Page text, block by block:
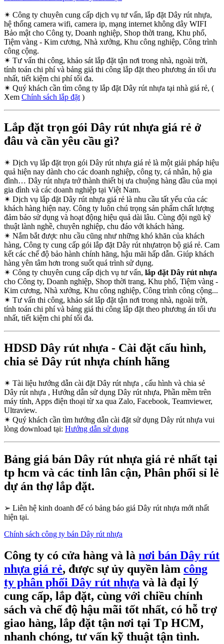
✴ Công ty chuyên cung cấp dịch vụ tư vấn, lắp đặt Dây rút nhựa,
hệ thống camera wifi, camera ip, mạng internet không dây WIFI
Bảo mật cho Công ty, Doanh nghiệp, Shop thời trang, Khu phố,
Tiệm vàng - Kim cương, Nhà xưởng, Khu công nghiệp, Công trình
công cộng.
✴ Tư vấn thi công, khảo sát lắp đặt tận nơi trong nhà, ngoài trời,
tính toán chi phí và bảng giá thi công lắp đặt theo phương án tối ưu
nhất, tiết kiệm chi phí tối đa.
✴ Quý khách cần tìm công ty lắp đặt Dây rút nhựa tại nhà giá rẻ, (
Xem Chính sách lắp đặt )
Lắp đặt trọn gói Dây rút nhựa giá rẻ ở
đâu và cần yêu cầu gì?
✴ Dịch vụ lắp đặt trọn gói Dây rút nhựa giá rẻ là một giải pháp hiệu
quả hiện nay dành cho các doanh nghiệp, công ty, cá nhân, hộ gia
đình… Dây rút nhựa trở thành thiết bị ưa chuộng hàng đầu của mọi
gia đình và các doanh nghiệp tại Việt Nam.
✴ Dịch vụ lắp đặt Dây rút nhựa giá rẻ là nhu cầu tất yếu của các
khách hàng hiện nay. Công ty luôn chú trọng sản phẩm chất lượng
đảm bảo sử dụng và hoạt động hiệu quả dài lâu. Cùng đội ngũ kỹ
thuật lành nghề, chuyên nghiệp, chu đáo với khách hàng.
✴ Nắm bắt được nhu cầu cũng như những khó khăn của khách
hàng, Công ty cung cấp gói lắp đặt Dây rút nhựatrọn bộ giá rẻ. Cam
kết các chế độ bảo hành chính hãng, hậu mãi hấp dẫn. Giúp khách
hàng yên tâm hơn trong suốt quá trình sử dụng.
✴ Công ty chuyên cung cấp dịch vụ tư vấn, lắp đặt Dây rút nhựa
cho Công ty, Doanh nghiệp, Shop thời trang, Khu phố, Tiệm vàng -
Kim cương, Nhà xưởng, Khu công nghiệp, Công trình công cộng...
✴ Tư vấn thi công, khảo sát lắp đặt tận nơi trong nhà, ngoài trời,
tính toán chi phí và bảng giá thi công lắp đặt theo phương án tối ưu
nhất, tiết kiệm chi phí tối đa.
HDSD Dây rút nhựa - Cài đặt cấu hình,
chia sẻ Dây rút nhựa chính hãng
✴ Tài liệu hướng dẫn cài đặt Dây rút nhựa , cấu hình và chia sẻ
Dây rút nhựa , Hướng dẫn sử dụng Dây rút nhựa, Phần mềm trên
máy tính, Apps điện thoại từ xa qua Zalo, Facebook, Teamviewer,
Ultraview.
✴ Quý khách cần tìm hướng dẫn cài đặt sử dụng Dây rút nhựa vui
lòng download tại: Hướng dẫn sử dụng
Bảng giá bán Dây rút nhựa giá rẻ nhất tại
tp hcm và các tỉnh lân cận, Phân phối sỉ lẻ
dự án thợ lắp đặt.
➢ Liên hệ kinh doanh để có bảng báo giá Dây rút nhựa mới nhất
hiện tại.
Chính sách công ty bán Dây rút nhựa
Công ty có cửa hàng và là nơi bán Dây rút
nhựa giá rẻ, được sự ủy quyền làm công
ty phân phối Dây rút nhựa và là đại lý
cung cấp, lắp đặt, cùng với chiều chính
sách và chế độ hậu mãi tốt nhất, có hỗ trợ
giao hàng, lắp đặt tận nơi tại Tp HCM,
nhanh chóng, tư vấn kỹ thuật tận tình.